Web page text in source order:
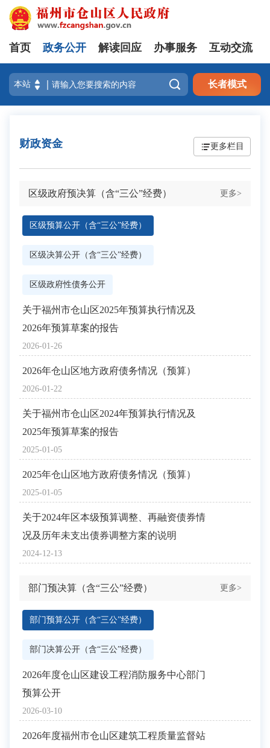
首页 政务公开 解读回应 办事服务 互动交流
 长者模式
财政资金 更多栏目
区级政府预决算（含“三公”经费） 更多>
区级预算公开（含“三公”经费）
区级决算公开（含“三公”经费）
区级政府性债务公开
2026-01-26
关于福州市仓山区2025年预算执行情况及
2026年预算草案的报告
2026-01-22
2026年仓山区地方政府债务情况（预算）
2025-01-05
关于福州市仓山区2024年预算执行情况及
2025年预算草案的报告
2025-01-05
2025年仓山区地方政府债务情况（预算）
2024-12-13
关于2024年区本级预算调整、再融资债券情
况及历年未支出债券调整方案的说明
部门预决算（含“三公”经费） 更多>
部门预算公开（含“三公”经费）
部门决算公开（含“三公”经费）
2026-03-10
2026年度仓山区建设工程消防服务中心部门
预算公开
2026年度福州市仓山区建筑工程质量监督站